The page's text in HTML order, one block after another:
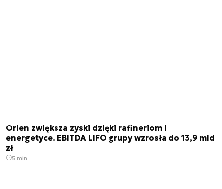
Orlen zwiększa zyski dzięki rafineriom i
energetyce. EBITDA LIFO grupy wzrosła do 13,9 mld
zł
5 min.